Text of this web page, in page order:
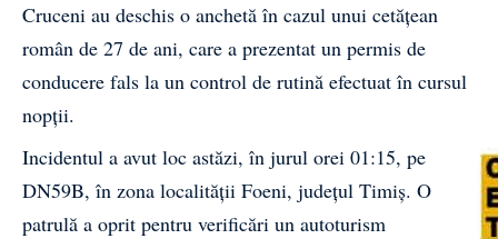
Cruceni au deschis o anchetă în cazul unui cetățean
român de 27 de ani, care a prezentat un permis de
conducere fals la un control de rutină efectuat în cursul
nopții.
Incidentul a avut loc astăzi, în jurul orei 01:15, pe
DN59B, în zona localității Foeni, județul Timiș. O
patrulă a oprit pentru verificări un autoturism